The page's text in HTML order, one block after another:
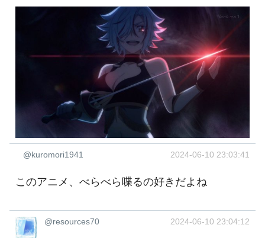
@kuromori1941 2024-06-10 23:03:41
このアニメ、べらべら喋るの好きだよね
@resources70 2024-06-10 23:04:12